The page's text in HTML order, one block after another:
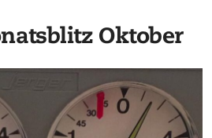
Oktober